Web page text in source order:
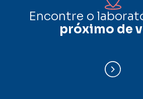
Encontre o
próximo de